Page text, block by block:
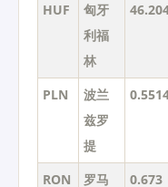
HUF
匈牙
利福
林
PLN
波兰
兹罗
提
RON
罗马
0.673